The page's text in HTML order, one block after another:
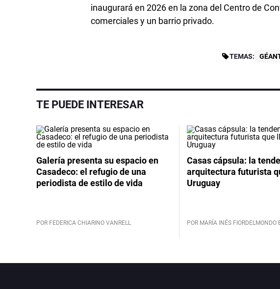
inaugurará en 2026 en la zona del Centro de
comerciales y un barrio privado.
TEMAS:
TE PUEDE INTERESAR
Galería presenta su espacio en
Casadeco: el refugio de una
periodista de estilo de vida
POR FEDERICA CHIARINO VANRELL
Casas cápsula: la
arquitectura futurista
Uruguay
POR MARÍA INÉS FIORDELMONDO